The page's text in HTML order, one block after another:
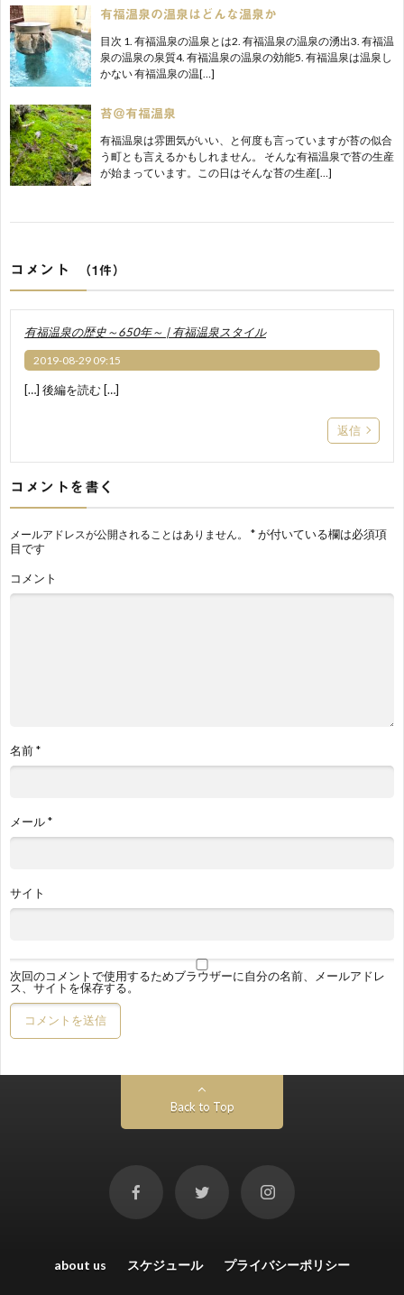
有福温泉の温泉はどんな温泉か
目次 1. 有福温泉の温泉とは2. 有福温泉の温泉の湧出3. 有福温
泉の温泉の泉質4. 有福温泉の温泉の効能5. 有福温泉は温泉し
かない 有福温泉の温[…]
苔＠有福温泉
有福温泉は雰囲気がいい、と何度も言っていますが苔の似合
う町とも言えるかもしれません。 そんな有福温泉で苔の生産
が始まっています。この日はそんな苔の生産[…]
コメント （1件）
有福温泉の歴史～650年～ | 有福温泉スタイル
2019-08-29 09:15
[…] 後編を読む […]
返信
コメントを書く
メールアドレスが公開されることはありません。 *が付いている欄は必須項
目です
コメント
名前*
メール*
サイト
次回のコメントで使用するためブラウザーに自分の名前、メールアドレ
ス、サイトを保存する。
Back to Top
about us スケジュール プライバシーポリシー